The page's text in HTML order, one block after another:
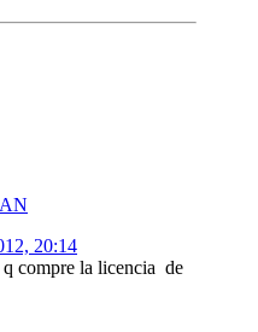
20:14
compre la licencia de